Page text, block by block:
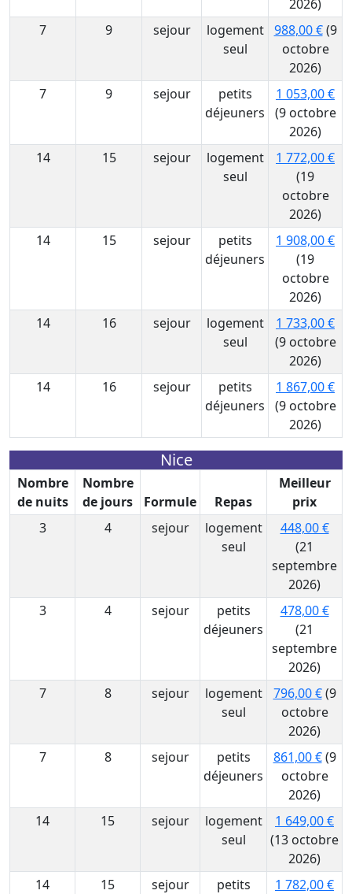
2026)
7
9 sejour
logement
seul
988,00 €(9
octobre
2026)
7
9 sejour
petits
déjeuners
1 053,00 €
(9 octobre
2026)
14
15 sejour
logement
seul
1 772,00 €
(19
octobre
2026)
14
15 sejour
petits
déjeuners
1 908,00 €
(19
octobre
2026)
14
16 sejour
logement
seul
1 733,00 €
(9 octobre
2026)
14
16 sejour
petits
déjeuners
1 867,00 €
(9 octobre
2026)
Nice
Nombre
de nuits
Nombre
de jours
Formule Repas
Meilleur
prix
3
4 sejour
logement
seul
448,00 €
(21
septembre
2026)
3
4 sejour
petits
déjeuners
478,00 €
(21
septembre
2026)
7
8 sejour
logement
seul
796,00 €(9
octobre
2026)
7
8 sejour
petits
déjeuners
861,00 €(9
octobre
2026)
14
15 sejour
logement
seul
1 649,00 €
(13 octobre
2026)
14
15 sejour
petits
1 782,00 €